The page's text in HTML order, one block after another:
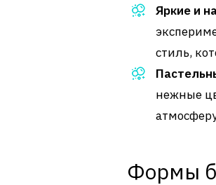
Яркие и
стиль,
нежные
Формы